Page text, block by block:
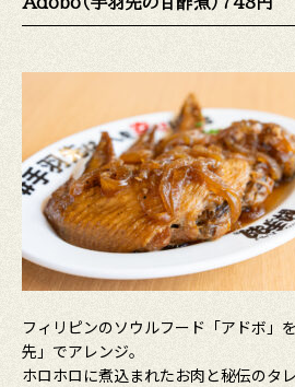
フィリピンのソウルフード「アドボ」
先」でアレンジ。
ホロホロに煮込まれたお肉と秘伝のタ